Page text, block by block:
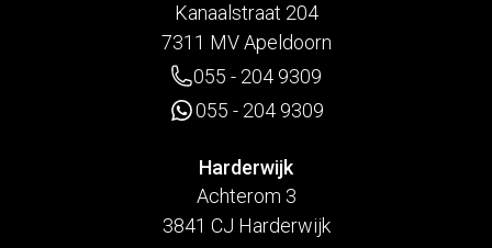
Kanaalstraat 204
7311 MV Apeldoorn
055 - 204 9309
055 - 204 9309
Harderwijk
Achterom 3
3841 CJ Harderwijk